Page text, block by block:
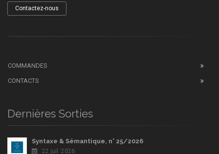
Contactez-nous
COMMANDES
CONTACTS
Dernières Sorties
Syntaxe & Sémantique, n° 25/2026
22 juil. 2026